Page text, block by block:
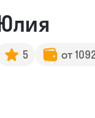
5 от